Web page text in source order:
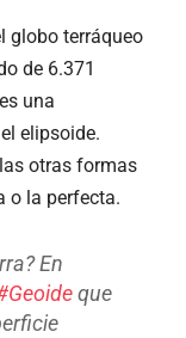
globo terráqueo
de 6.371
una
elipsoide.
otras formas
o la perfecta.
En
que